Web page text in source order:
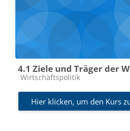
4.1 Ziele und Träger der
Kursbereich
Wirtschaftspolitik
Hier klicken, um den Kurs